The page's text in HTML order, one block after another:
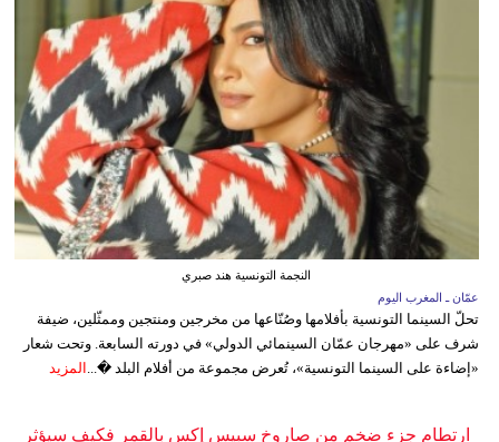
النجمة التونسية هند صبري
عمّان ـ المغرب اليوم
تحلّ السينما التونسية بأفلامها وصُنّاعها من مخرجين ومنتجين وممثّلين، ضيفة
شرف على «مهرجان عمّان السينمائي الدولي» في دورته السابعة. وتحت شعار
«إضاءة على السينما التونسية»، تُعرض مجموعة من أفلام البلد �...
المزيد
ارتطام جزء ضخم من صاروخ سبيس إكس بالقمر فكيف سيؤثر